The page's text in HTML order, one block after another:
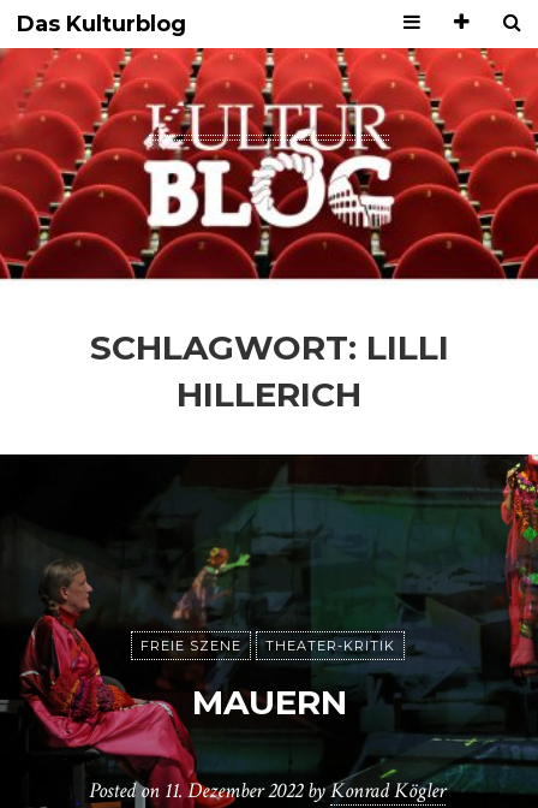
Das Kulturblog
SCHLAGWORT: LILLI
HILLERICH
FREIE SZENE THEATER-KRITIK
MAUERN
Posted on11. Dezember 2022 byKonrad Kögler